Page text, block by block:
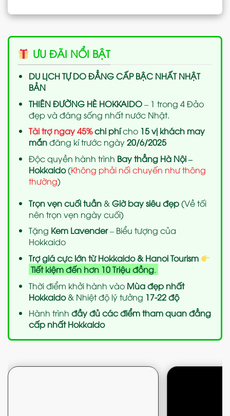
ƯU ĐÃI NỔI BẬT
DU LỊCH TỰ DO ĐẲNG CẤP BẬC NHẤT NHẬT
BẢN
THIÊN ĐƯỜNG HÈ HOKKAIDO– 1 trong 4 Đảo
đẹp và đáng sống nhất nước Nhật.
Tài trợ ngay 45%chi phícho 15 vị khách may
mắnđăng kí trước ngày20/6/2025
Độc quyền hành trình Bay thẳng Hà Nội –
Hokkaido(Không phải nối chuyến như thông
thường)
Trọn vẹn cuối tuần& Giờ bay siêu đẹp(Về tối
nên trọn vẹn ngày cuối)
Tặng Kem Lavender– Biểu tượng của
Hokkaido
Trợ giá cực lớn từ Hokkaido & Hanoi Tourism
Tiết kiệmđến hơn 10 Triệu đồng.
Thời điểm khởi hành vào Mùa đẹp nhất
Hokkaido& Nhiệt độ lý tưởng 17-22 độ
Hành trình đầy đủ các điểm tham quan đẳng
cấp nhất Hokkaido